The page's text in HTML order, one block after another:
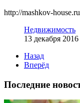
http://mashkov-
Недвижимость
13 декабря 2016
Назад
Вперёд
Последние